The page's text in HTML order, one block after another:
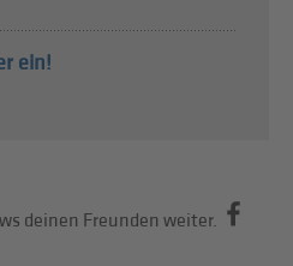
ein!
deinen Freunden weiter.